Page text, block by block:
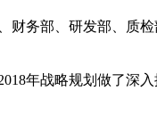
务部、研发部、质
年战略规划做了深